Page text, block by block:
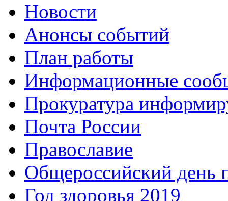
Новости
Анонсы событий
План работы
Информационные
Прокуратура
Почта России
Православие
Общероссийский день
Год здоровья 2019